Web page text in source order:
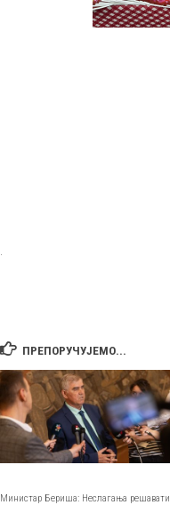
ПРЕПОРУЧУЈЕМО...
Министар Бериша: Неслагања решавати